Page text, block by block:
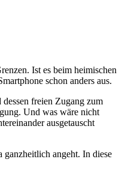
Ist es beim heimischen
schon anders aus.
freien Zugang zum
Und was wäre nicht
ausgetauscht
angeht. In diese